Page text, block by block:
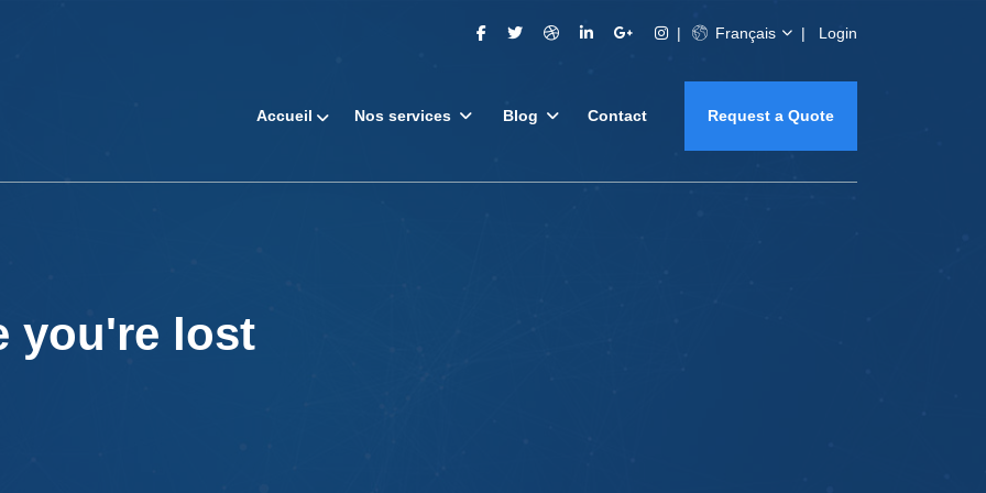
Français Login
Accueil Nos services Blog Contact Request a Quote
you're lost